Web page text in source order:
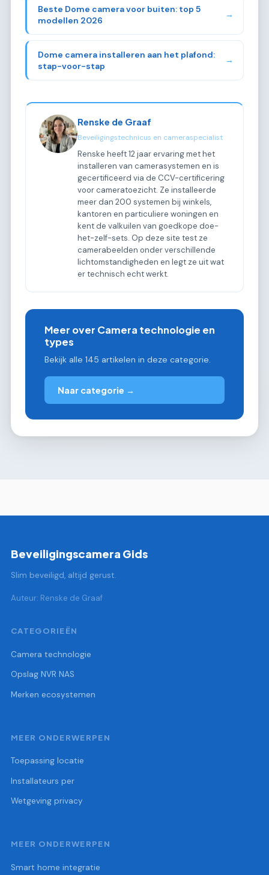
Beste Dome camera voor buiten: top 5
modellen 2026
→
Dome camera installeren aan het plafond:
stap-voor-stap
→
Renske de Graaf
Beveiligingstechnicus en cameraspecialist
Renske heeft 12 jaar ervaring met het
installeren van camerasystemen en is
gecertificeerd via de CCV-certificering
voor cameratoezicht. Ze installeerde
meer dan 200 systemen bij winkels,
kantoren en particuliere woningen en
kent de valkuilen van goedkope doe-
het-zelf-sets. Op deze site test ze
camerabeelden onder verschillende
lichtomstandigheden en legt ze uit wat
er technisch echt werkt.
Meer over Camera technologie en
types
Bekijk alle 145 artikelen in deze categorie.
Naar categorie →
Beveiligingscamera Gids
Slim beveiligd, altijd gerust.
Auteur: Renske de Graaf
CATEGORIEËN
Camera technologie
Opslag NVR NAS
Merken ecosystemen
MEER ONDERWERPEN
Toepassing locatie
Installateurs per
Wetgeving privacy
MEER ONDERWERPEN
Smart home integratie